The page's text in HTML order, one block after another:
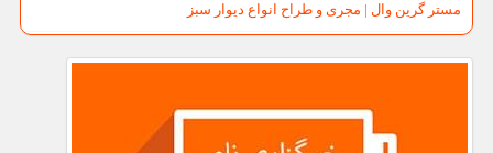
مستر گرین وال | مجری و طراح انواع دیوار سبز